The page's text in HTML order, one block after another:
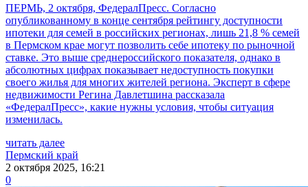
ПЕРМЬ, 2 октября, ФедералПресс. Согласно
опубликованному в конце сентября рейтингу доступности
ипотеки для семей в российских регионах, лишь 21,8 % семей
в Пермском крае могут позволить себе ипотеку по рыночной
ставке. Это выше среднероссийского показателя, однако в
абсолютных цифрах показывает недоступность покупки
своего жилья для многих жителей региона. Эксперт в сфере
недвижимости Регина Давлетшина рассказала
«ФедералПресс», какие нужны условия, чтобы ситуация
изменилась.
читать далее
Пермский край
2 октября 2025, 16:21
0